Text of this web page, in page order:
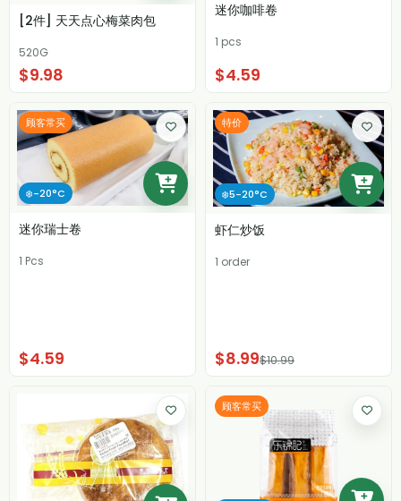
[2件] 天天点心梅菜肉包
520G
$9.98
迷你咖啡卷
1 pcs
$4.59
顾客常买
❄️-20°C
迷你瑞士卷
1 Pcs
$4.59
特价
❄️5-20°C
虾仁炒饭
1 order
$8.99$10.99
顾客常买